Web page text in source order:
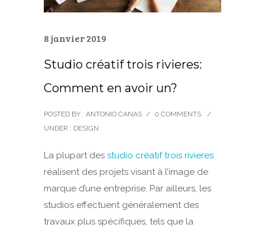
8 janvier 2019
Studio créatif trois rivieres:
Comment en avoir un?
POSTED BY : ANTONIO CANAS / 0 COMMENTS
/
UNDER : DESIGN
La plupart des studio créatif trois rivieres
réalisent des projets visant à l’image de
marque d’une entreprise. Par ailleurs, les
studios effectuent généralement des
travaux plus spécifiques, tels que la